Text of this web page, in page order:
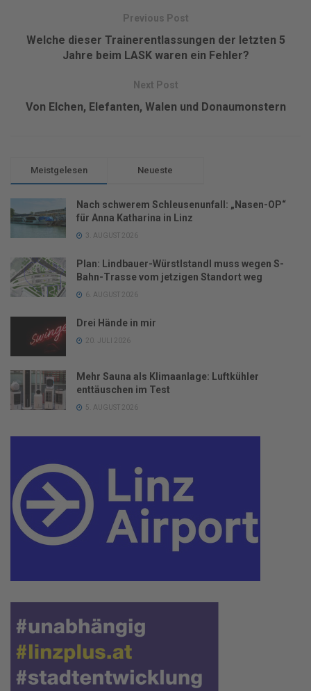
Previous Post
Welche dieser Trainerentlassungen der letzten 5
Jahre beim LASK waren ein Fehler?
Next Post
Von Elchen, Elefanten, Walen und Donaumonstern
Meistgelesen Neueste
Nach schwerem Schleusenunfall: „Nasen-OP“
für Anna Katharina in Linz
3. AUGUST 2026
Plan: Lindbauer-Würstlstandl muss wegen S-
Bahn-Trasse vom jetzigen Standort weg
6. AUGUST 2026
Drei Hände in mir
20. JULI 2026
Mehr Sauna als Klimaanlage: Luftkühler
enttäuschen im Test
5. AUGUST 2026